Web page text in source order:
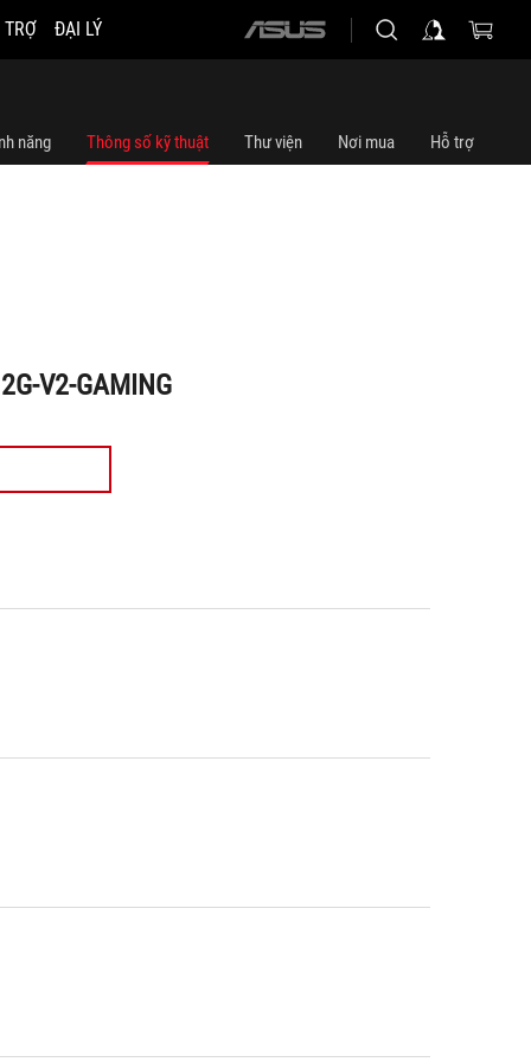
TRỢ ĐẠI LÝ
ASUS
năng Thông số kỹ thuật Thư viện Nơi mua Hỗ trợ
V2-GAMING